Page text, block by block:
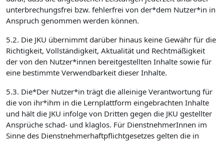
unterbrechungsfrei bzw. fehlerfrei von der*dem Nutzer*in in
Anspruch genommen werden können.
5.2. Die JKU übernimmt darüber hinaus keine Gewähr für die
Richtigkeit, Vollständigkeit, Aktualität und Rechtmäßigkeit
der von den Nutzer*innen bereitgestellten Inhalte sowie für
eine bestimmte Verwendbarkeit dieser Inhalte.
5.3. Die*Der Nutzer*in trägt die alleinige Verantwortung für
die von ihr*ihm in die Lernplattform eingebrachten Inhalte
und hält die JKU infolge von Dritten gegen die JKU gestellter
Ansprüche schad- und klaglos. Für DienstnehmerInnen im
Sinne des Dienstnehmerhaftpflichtgesetzes gelten die in